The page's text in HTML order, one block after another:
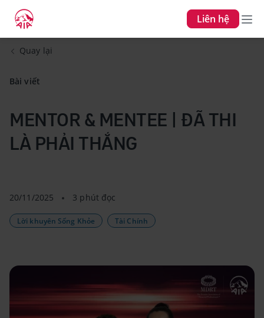
Liên hệ
Quay lại
Bài viết
MENTOR & MENTEE | ĐÃ THI
LÀ PHẢI THẮNG
20/11/2025 3 phút đọc
Lời khuyên Sống Khỏe Tài Chính